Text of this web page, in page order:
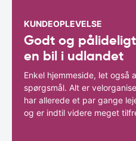
KUNDEOPLEVELSE
Godt og
en bil i udlandet
Enkel hjemmeside, let
spørgsmål. Alt er
har allerede et par gange
og er indtil videre meget